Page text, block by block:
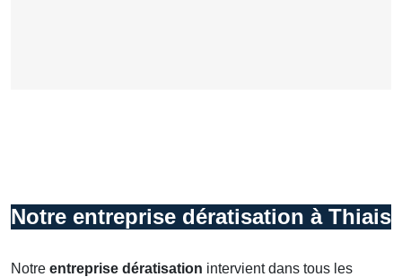
Notre entreprise dératisation à Thiais
Notre entreprise dératisation intervient dans tous les